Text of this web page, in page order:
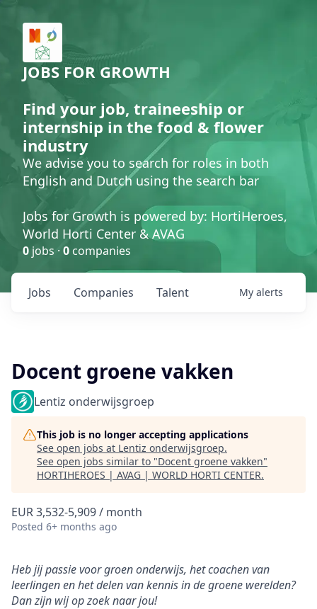
JOBS FOR GROWTH
Find your job, traineeship or
internship in the food & flower
industry
We advise you to search for roles in both
English and Dutch using the search bar
Jobs for Growth is powered by: HortiHeroes,
World Horti Center & AVAG
0 jobs · 0 companies
Jobs Companies Talent My alerts
Docent groene vakken
Lentiz onderwijsgroep
This job is no longer accepting applications
See open jobs at Lentiz onderwijsgroep.
See open jobs similar to "Docent groene vakken"
HORTIHEROES | AVAG | WORLD HORTI CENTER.
EUR 3,532-5,909 / month
Posted 6+ months ago
Heb jij passie voor groen onderwijs, het coachen van
leerlingen en het delen van kennis in de groene werelden?
Dan zijn wij op zoek naar jou!